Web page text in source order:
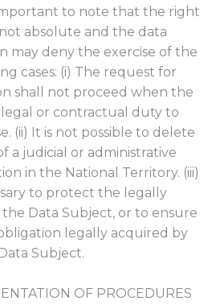
important to note that the right
absolute and the data
may deny the exercise of the
cases: (i) The request for
shall not proceed when the
legal or contractual duty to
(ii) It is not possible to delete
a judicial or administrative
in the National Territory. (iii)
to protect the legally
Data Subject, or to ensure
legally acquired by
Subject.
OF PROCEDURES